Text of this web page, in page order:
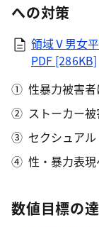
への対策
領域Ⅴ男女
PDF [286KB]
性暴力被害
ストーカー
セクシュア
性・暴力表
数値目標の